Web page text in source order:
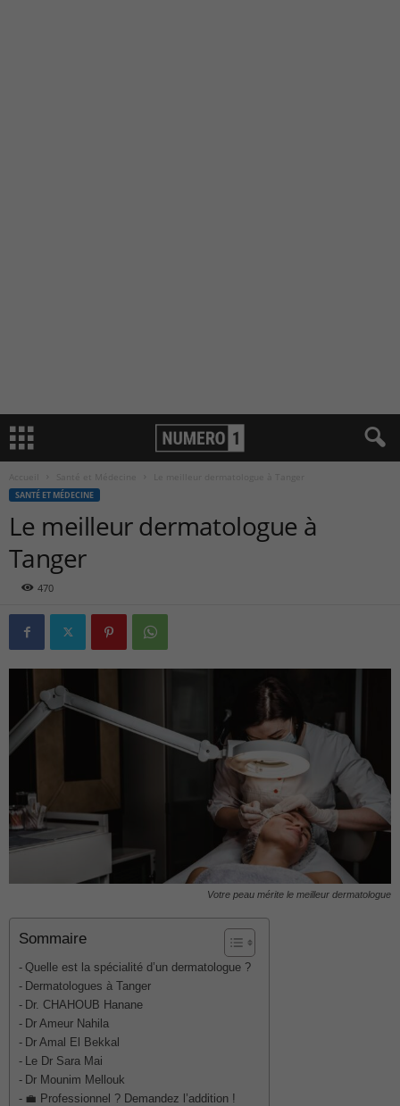
Santé et Médecine
SANTÉ ET MÉDECINE
Le meilleur dermatologue à
Tanger
470
Votre peau mérite le meilleur dermatologue
Sommaire
Quelle est la spécialité d’un dermatologue ?
Dermatologues à Tanger
Dr. CHAHOUB Hanane
Dr Ameur Nahila
Dr Amal El Bekkal
Le Dr Sara Mai
Dr Mounim Mellouk
💼 Professionnel ? Demandez l’addition !